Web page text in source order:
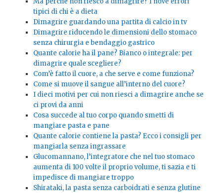
tipici di chi è a dieta
Dimagrire guardando una partita di calcio in tv
Dimagrire riducendo le dimensioni dello stomaco
senza chirurgia e bendaggio gastrico
Quante calorie ha il pane? Bianco o integrale: per
dimagrire quale scegliere?
Com’è fatto il cuore, a che serve e come funziona?
Come si muove il sangue all’interno del cuore?
I dieci motivi per cui non riesci a dimagrire anche se
ci provi da anni
Cosa succede al tuo corpo quando smetti di
mangiare pasta e pane
Quante calorie contiene la pasta? Ecco i consigli per
mangiarla senza ingrassare
Glucomannano, l’integratore che nel tuo stomaco
aumenta di 100 volte il proprio volume, ti sazia e ti
impedisce di mangiare troppo
Shirataki, la pasta senza carboidrati e senza glutine